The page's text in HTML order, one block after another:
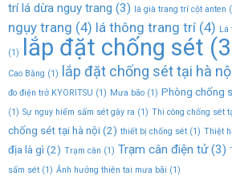
trí lá dừa nguy trang (3) lá già trang trí cột anten
ngụy trang (4) lá thông trang trí (4) Lá
(1) lắp đặt chống sét
Cao Bằng (1) lắp đặt chống sét tại hà
đo điện trở KYORITSU (1) Mưa bão (1) Phòng chống
(1) Sự nguy hiểm sấm sét gây ra (1) Thi công chống sét
chống sét tại hà nội (2) thiết bị chống sét (1) Thiệt
địa là gì (2) Trạm cân (1) Trạm cân điện tử(3)
sấm sét (1) Ảnh hưởng thiên tai mưa bãi (1)